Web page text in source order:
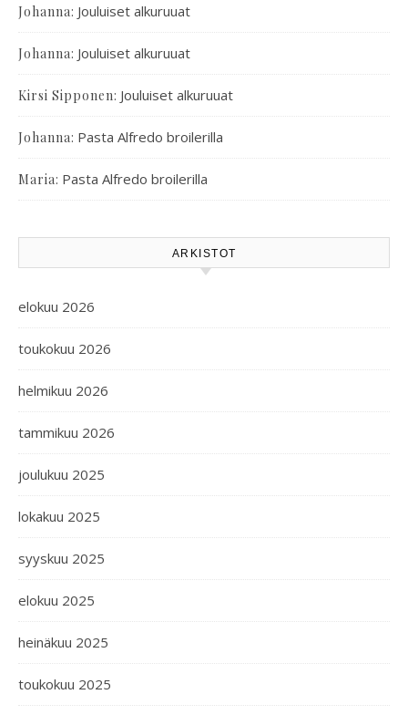
Johanna: Jouluiset alkuruuat
Johanna: Jouluiset alkuruuat
Kirsi Sipponen: Jouluiset alkuruuat
Johanna: Pasta Alfredo broilerilla
Maria: Pasta Alfredo broilerilla
ARKISTOT
elokuu 2026
toukokuu 2026
helmikuu 2026
tammikuu 2026
joulukuu 2025
lokakuu 2025
syyskuu 2025
elokuu 2025
heinäkuu 2025
toukokuu 2025